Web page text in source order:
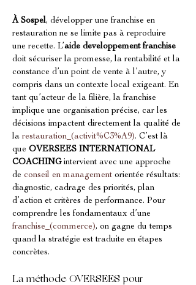
À Sospel, développer une franchise en
restauration ne se limite pas à reproduire
une recette. L’aide developpement franchise
doit sécuriser la promesse, la rentabilité et la
constance d’un point de vente à l’autre, y
compris dans un contexte local exigeant. En
tant qu’acteur de la filière, la franchise
implique une organisation précise, car les
décisions impactent directement la qualité de
la restauration_(activit%C3%A9). C’est là
que OVERSEES INTERNATIONAL
COACHING intervient avec une approche
de conseil en management orientée résultats:
diagnostic, cadrage des priorités, plan
d’action et critères de performance. Pour
comprendre les fondamentaux d’une
franchise_(commerce), on gagne du temps
quand la stratégie est traduite en étapes
concrètes.
La méthode OVERSEES pour